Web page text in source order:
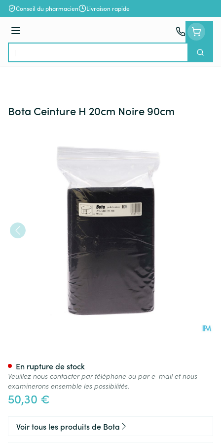
Aller au contenu
Conseil du pharmacien Livraison rapide
Menu
Rechercher
Bota Ceinture H 20cm Noire 90cm
50,30 €
En rupture de stock
Veuillez nous contacter par téléphone ou par e-mail et nous
examinerons ensemble les possibilités.
Voir tous les produits de Bota